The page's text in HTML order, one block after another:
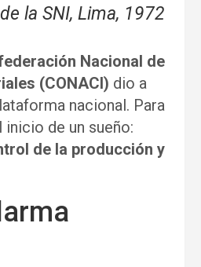
la SNI, Lima, 1972
Nacional de
(CONACI) dio a
nacional. Para
de un sueño:
de la producción y